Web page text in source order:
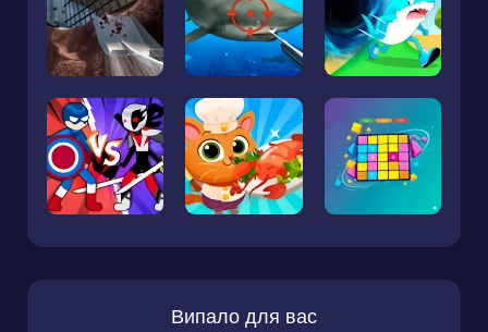
Випало для вас